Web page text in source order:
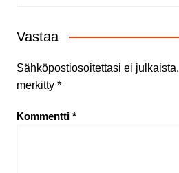
Vastaa
Sähköpostiosoitettasi ei julkaista.
merkitty *
Kommentti *